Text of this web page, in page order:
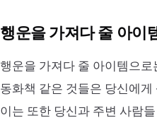
행운을 가져다 줄 아이
행운을 가져다 줄 아이템으
동화책 같은 것들은 당신에
이는 또한 당신과 주변 사람